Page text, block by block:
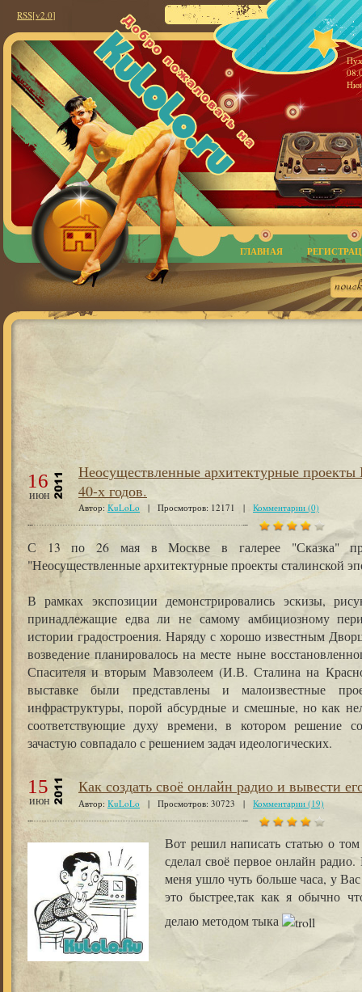
RSS[v2.0]
ГЛАВНАЯ
16
июн
Неосуществленные архитектурные
40-х годов.
Автор: KuLoLo | Просмотров: 12171 | Комментарии (0)
С 13 по 26 мая в Москве в галерее "Сказка"
"Неосуществленные архитектурные проекты сталинской
В рамках экспозиции демонстрировались эскизы,
принадлежащие едва ли не самому амбициозному
истории градостроения. Наряду с хорошо известным
возведение планировалось на месте ныне
Спасителя и вторым Мавзолеем (И.В. Сталина на
выставке были представлены и малоизвестные
инфраструктуры, порой абсурдные и смешные, но как
соответствующие духу времени, в котором решение
зачастую совпадало с решением задач идеологических.
15
июн
Как создать своё онлайн радио и вывести
Автор: KuLoLo | Просмотров: 30723 | Комментарии (19)
Вот решил написать статью о том
сделал своё первое онлайн
меня ушло чуть больше часа, у
это быстрее,так как я обычно
делаю методом тыка